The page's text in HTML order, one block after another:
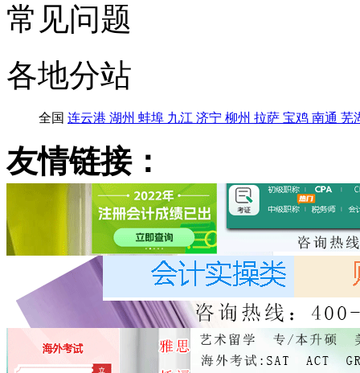
常见问题
各地分站
全国 连云港 湖州 蚌埠 九江 济宁 柳州 拉萨 宝鸡 南通 芜
友情链接：